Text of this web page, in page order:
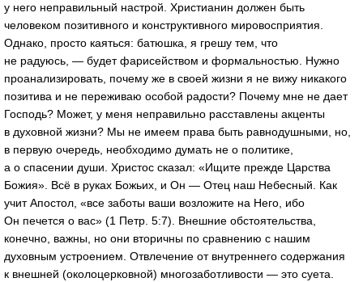
у него неправильный настрой. Христианин должен быть
человеком позитивного и конструктивного мировосприятия.
Однако, просто каяться: батюшка, я грешу тем, что
не радуюсь, — будет фарисейством и формальностью. Нужно
проанализировать, почему же в своей жизни я не вижу никакого
позитива и не переживаю особой радости? Почему мне не дает
Господь? Может, у меня неправильно расставлены акценты
в духовной жизни? Мы не имеем права быть равнодушными, но,
в первую очередь, необходимо думать не о политике,
а о спасении души. Христос сказал: «Ищите прежде Царства
Божия». Всё в руках Божьих, и Он — Отец наш Небесный. Как
учит Апостол, «все заботы ваши возложите на Него, ибо
Он печется о вас» (1 Петр. 5:7). Внешние обстоятельства,
конечно, важны, но они вторичны по сравнению с нашим
духовным устроением. Отвлечение от внутреннего содержания
к внешней (околоцерковной) многозаботливости — это суета.